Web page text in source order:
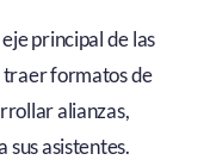
principal de las
traer formatos de
alianzas,
sus asistentes.